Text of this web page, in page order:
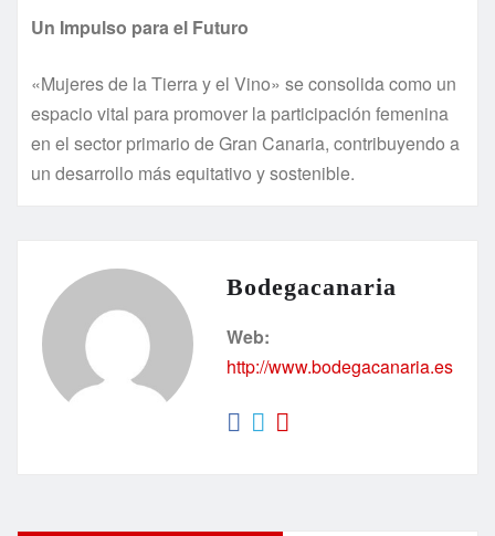
Un Impulso para el Futuro
«Mujeres de la Tierra y el Vino» se consolida como un
espacio vital para promover la participación femenina
en el sector primario de Gran Canaria, contribuyendo a
un desarrollo más equitativo y sostenible.
Bodegacanaria
Web:
http://www.bodegacanaria.es